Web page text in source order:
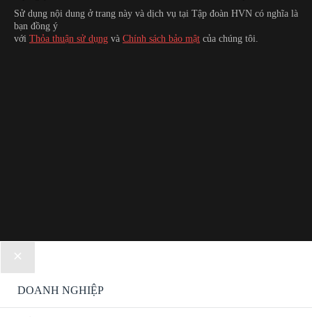
Sử dụng nội dung ở trang này và dịch vụ tại Tập đoàn HVN có nghĩa là
bạn đồng ý
với Thỏa thuận sử dụng và Chính sách bảo mật của chúng tôi.
DOANH NGHIỆP